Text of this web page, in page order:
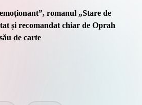
romanul „Stare de
și recomandat chiar de Oprah
de carte